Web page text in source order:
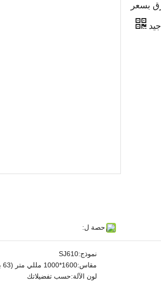
حصة ل:
الورق بسعر
جيد
نموذج:SJ610
مقاس:1600*1000 مللي متر (63 بوصة * 39 بوصة)
لون الآلة:حسب تفضيلاتك